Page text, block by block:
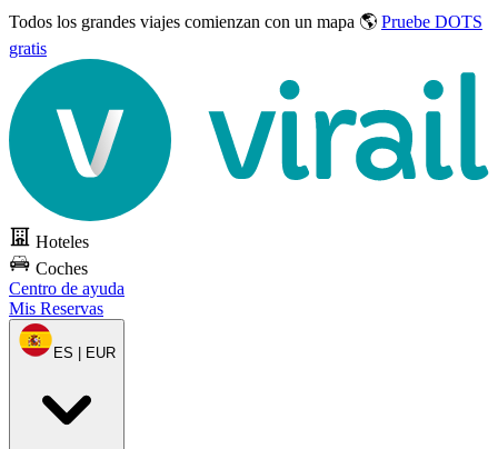
Todos los grandes viajes comienzan con un mapa 🌎 Pruebe DOTS
gratis
Hoteles
Coches
Centro de ayuda
Mis Reservas
ES | EUR